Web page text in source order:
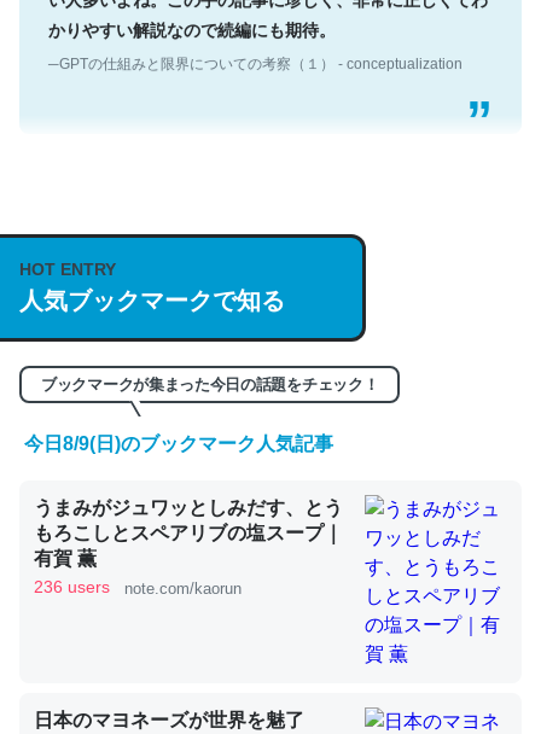
かりやすい解説なので続編にも期待。
説してる記事が少ないので貴重な良記事。/続編来た
https://isobe324649.hatenablog.com/entry/2023/03/27
/064121
─GPTの仕組みと限界についての考察（１） - conceptualization
くらい。小説でいう「ずっと前の伏線」は回収されないけ
ど、短期記憶というには多い分量。進化すればするほど分
─GPTの仕組みと限界についての考察（１） - conceptualization
HOT ENTRY
人気ブックマークで知る
ブックマークが集まった今日の話題をチェック！
今日8/9(日)のブックマーク人気記事
うまみがジュワッとしみだす、とう
もろこしとスペアリブの塩スープ｜
有賀 薫
236 users note.com/kaorun
日本のマヨネーズが世界を魅了